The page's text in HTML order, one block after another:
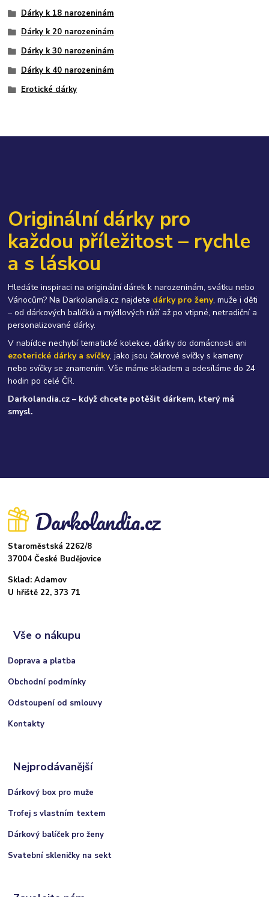
Dárky k 18 narozeninám
Dárky k 20 narozeninám
Dárky k 30 narozeninám
Dárky k 40 narozeninám
Erotické dárky
Originální dárky pro
každou příležitost – rychle
a s láskou
Hledáte inspiraci na originální dárek k narozeninám, svátku nebo
Vánocům? Na Darkolandia.cz najdete dárky pro ženy, muže i děti
– od dárkových balíčků a mýdlových růží až po vtipné, netradiční a
personalizované dárky.
V nabídce nechybí tematické kolekce, dárky do domácnosti ani
ezoterické dárky a svíčky, jako jsou čakrové svíčky s kameny
nebo svíčky se znamením. Vše máme skladem a odesíláme do 24
hodin po celé ČR.
Darkolandia.cz – když chcete potěšit dárkem, který má
smysl.
Staroměstská 2262/8
37004 České Budějovice
Sklad: Adamov
U hřiště 22, 373 71
Vše o nákupu
Doprava a platba
Obchodní podmínky
Odstoupení od smlouvy
Kontakty
Nejprodávanější
Dárkový box pro muže
Trofej s vlastním textem
Dárkový balíček pro ženy
Svatební skleničky na sekt